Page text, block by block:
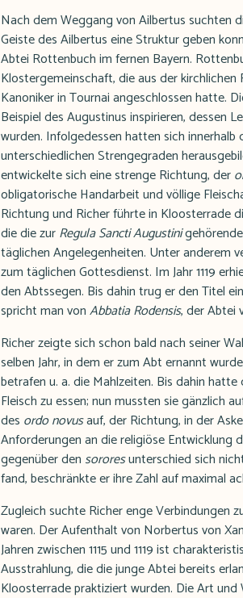
Nach dem Weggang von Ailbertus suchten
Geiste des Ailbertus eine Struktur geben
Abtei Rottenbuch im fernen Bayern.
Klostergemeinschaft, die aus der
Kanoniker in Tournai angeschlossen hatte.
Beispiel des Augustinus inspirieren, dessen
wurden. Infolgedessen hatten sich
unterschiedlichen Strengegraden
entwickelte sich eine strenge Richtung, der
obligatorische Handarbeit und völlige
Richtung und Richer führte in Kloosterrade
die die zurRegula Sancti Augustini
täglichen Angelegenheiten. Unter anderem
zum täglichen Gottesdienst. Im Jahr 1119
den Abtssegen. Bis dahin trug er den Titel
spricht man vonAbbatia Rodensis, der Abtei
Richer zeigte sich schon bald nach seiner
selben Jahr, in dem er zum Abt ernannt
betrafen u. a. die Mahlzeiten. Bis dahin
Fleisch zu essen; nun mussten sie gänzlich
des ordo novusauf, der Richtung, in der
Anforderungen an die religiöse Entwicklung
gegenüber den sororesunterschied sich
fand, beschränkte er ihre Zahl auf maximal
Zugleich suchte Richer enge Verbindungen
waren. Der Aufenthalt von Norbertus von
Jahren zwischen 1115 und 1119 ist
Ausstrahlung, die die junge Abtei bereits
Kloosterrade praktiziert wurden. Die Art und